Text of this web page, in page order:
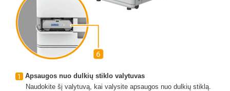
Apsaugos nuo dulkių stiklo valytuvas
Naudokite šį valytuvą, kai valysite apsaugos nuo dulkių stiklą.